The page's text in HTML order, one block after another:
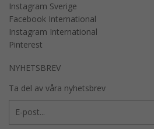
Instagram Sverige
Facebook International
Instagram International
Pinterest
NYHETSBREV
Ta del av våra nyhetsbrev